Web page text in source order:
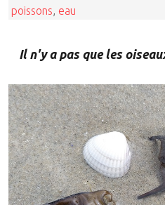
poissons eau
Il n'y a pas que les